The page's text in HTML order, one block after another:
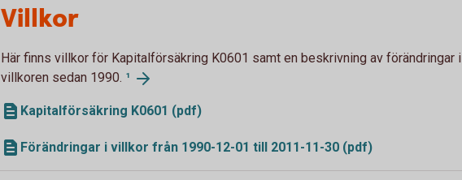
Villkor
Här finns villkor för Kapitalförsäkring K0601 samt en beskrivning av förändringar i
villkoren sedan 1990. ¹
Kapitalförsäkring K0601 (pdf)
Förändringar i villkor från 1990-12-01 till 2011-11-30 (pdf)